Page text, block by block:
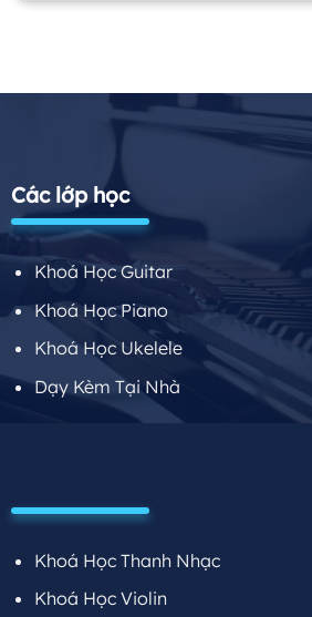
Các lớp học
Khoá Học Guitar
Khoá Học Piano
Khoá Học Ukelele
Dạy Kèm Tại Nhà
Khoá Học Thanh Nhạc
Khoá Học Violin